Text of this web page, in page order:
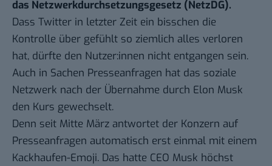
das Netzwerkdurchsetzungsgesetz (NetzDG).
Dass Twitter in letzter Zeit ein bisschen die
Kontrolle über gefühlt so ziemlich alles verloren
hat, dürfte den Nutzer:innen nicht entgangen sein.
Auch in Sachen Presseanfragen hat das soziale
Netzwerk nach der Übernahme durch Elon Musk
den Kurs gewechselt.
Denn seit Mitte März antwortet der Konzern auf
Presseanfragen automatisch erst einmal mit einem
Kackhaufen-Emoji. Das hatte CEO Musk höchst